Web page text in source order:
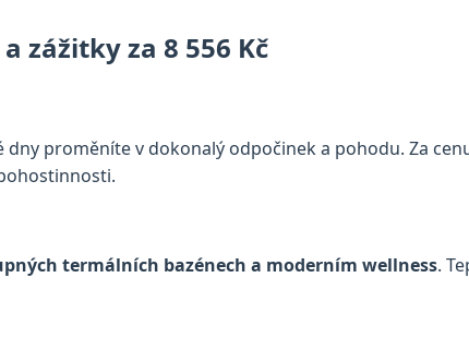
zážitky za 8 556 Kč
dny proměníte v dokonalý odpočinek a pohodu. Za
termálních bazénech a moderním wellness.